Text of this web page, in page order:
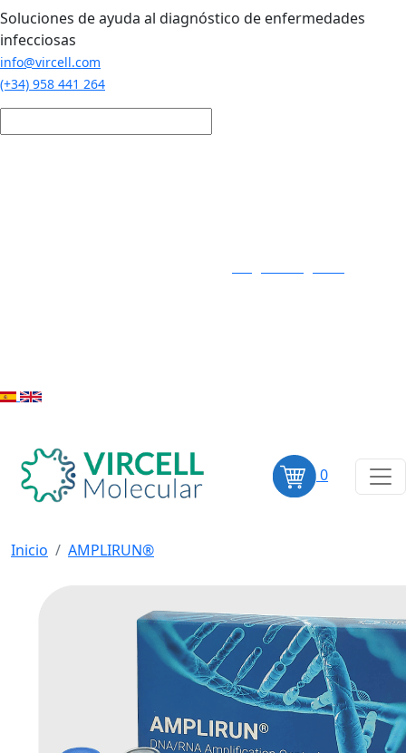
Pasar al contenido principal
Soluciones de ayuda al diagnóstico de enfermedades
infecciosas
info@vircell.com
(+34) 958 441 264
0
Inicio AMPLIRUN®